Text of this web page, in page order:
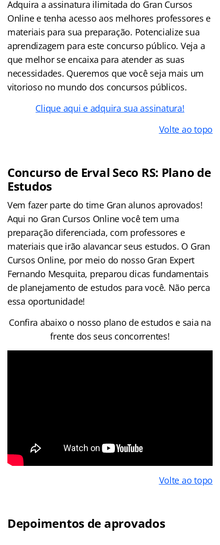
Adquira a assinatura ilimitada do Gran Cursos
Online e tenha acesso aos melhores professores e
materiais para sua preparação. Potencialize sua
aprendizagem para este concurso público. Veja a
que melhor se encaixa para atender as suas
necessidades. Queremos que você seja mais um
vitorioso no mundo dos concursos públicos.
Clique aqui e adquira sua assinatura!
Volte ao topo
Concurso de Erval Seco RS: Plano de
Estudos
Vem fazer parte do time Gran alunos aprovados!
Aqui no Gran Cursos Online você tem uma
preparação diferenciada, com professores e
materiais que irão alavancar seus estudos. O Gran
Cursos Online, por meio do nosso Gran Expert
Fernando Mesquita, preparou dicas fundamentais
de planejamento de estudos para você. Não perca
essa oportunidade!
Confira abaixo o nosso plano de estudos e saia na
frente dos seus concorrentes!
Volte ao topo
Depoimentos de aprovados